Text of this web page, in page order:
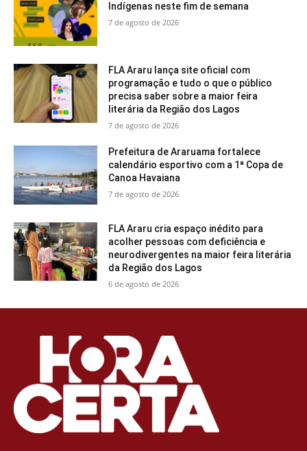
Indígenas neste fim de semana
7 de agosto de 2026
FLA Araru lança site oficial com
programação e tudo o que o público
precisa saber sobre a maior feira
literária da Região dos Lagos
7 de agosto de 2026
Prefeitura de Araruama fortalece
calendário esportivo com a 1ª Copa de
Canoa Havaiana
7 de agosto de 2026
FLA Araru cria espaço inédito para
acolher pessoas com deficiência e
neurodivergentes na maior feira literária
da Região dos Lagos
6 de agosto de 2026